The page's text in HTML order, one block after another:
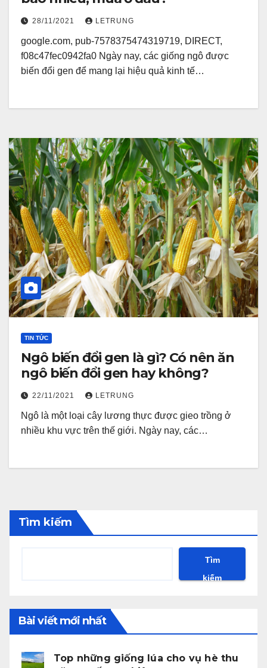
28/11/2021 LETRUNG
google.com, pub-7578375474319719, DIRECT,
f08c47fec0942fa0 Ngày nay, các giống ngô được
biến đổi gen để mang lại hiệu quả kinh tế…
TIN TỨC
Ngô biến đổi gen là gì? Có nên ăn
ngô biến đổi gen hay không?
22/11/2021 LETRUNG
Ngô là một loại cây lương thực được gieo trồng ở
nhiều khu vực trên thế giới. Ngày nay, các…
Tìm kiếm
Tìm
kiếm
Bài viết mới nhất
Top những giống lúa cho vụ hè thu